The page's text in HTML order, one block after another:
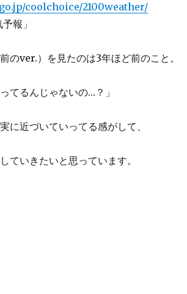
coolchoice/2100weather/
報」
のver.）を見たのは3年ほど前のこと。
てるんじゃないの…？」
に近づいていってる感がして、
ていきたいと思っています。